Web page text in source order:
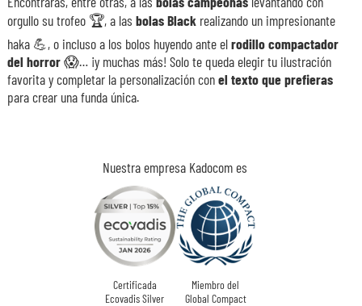
Nuestra empresa Kadocom es
Certificada
Ecovadis Silver
Miembro del
Global Compact
orgullo su trofeo 🏆, a las bolas Blackrealizando un impresionante
haka 💪, o incluso a los bolos huyendo ante elrodillo compactador
del horror😱… ¡y muchas más! Solo te queda elegir tu ilustración
favorita y completar la personalización conel texto que prefieras
para crear una funda única.